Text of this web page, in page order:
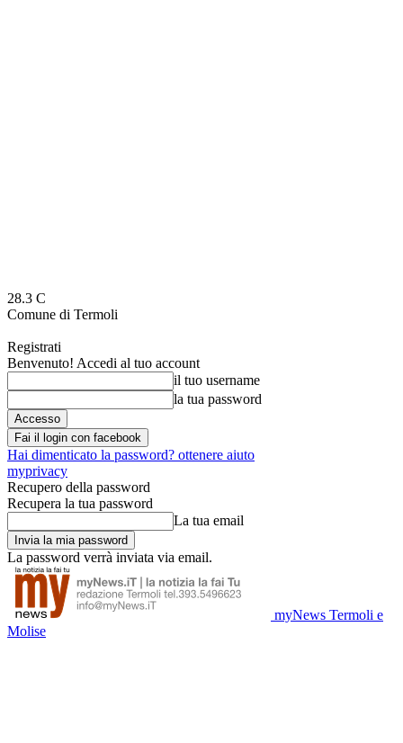
28.3 C
Comune di Termoli
Registrati
Benvenuto! Accedi al tuo account
il tuo username
la tua password
Fai il login con facebook
Hai dimenticato la password? ottenere aiuto
myprivacy
Recupero della password
Recupera la tua password
La tua email
La password verrà inviata via email.
myNews Termoli e
Molise